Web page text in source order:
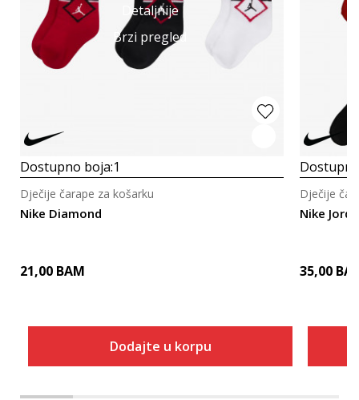
Detaljnije
Brzi pregled
Dostupno boja:1
Nike Diamond
Dječije čarape za košarku
21,00 BAM
Dodajte u korpu
Nike
Dječije
35,00